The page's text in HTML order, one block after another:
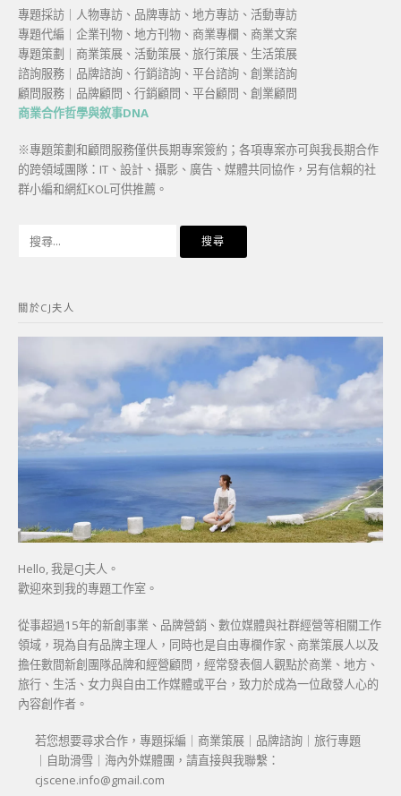
專題採訪｜人物專訪、品牌專訪、地方專訪、活動專訪
專題代編｜企業刊物、地方刊物、商業專欄、商業文案
專題策劃｜商業策展、活動策展、旅行策展、生活策展
諮詢服務｜品牌諮詢、行銷諮詢、平台諮詢、創業諮詢
顧問服務｜品牌顧問、行銷顧問、平台顧問、創業顧問
商業合作哲學與敘事DNA
※專題策劃和顧問服務僅供長期專案簽約；各項專案亦可與我長期合作
的跨領域團隊：IT、設計、攝影、廣告、媒體共同協作，另有信賴的社
群小編和網紅KOL可供推薦。
字:
關於CJ夫人
Hello, 我是CJ夫人。
歡迎來到我的專題工作室。
從事超過15年的新創事業、品牌營銷、數位媒體與社群經營等相關工作
領域，現為自有品牌主理人，同時也是自由專欄作家、商業策展人以及
擔任數間新創團隊品牌和經營顧問，經常發表個人觀點於商業、地方、
旅行、生活、女力與自由工作媒體或平台，致力於成為一位啟發人心的
內容創作者。
若您想要尋求合作，專題採編｜商業策展｜品牌諮詢｜旅行專題
｜自助滑雪｜海內外媒體團，請直接與我聯繫：
cjscene.info@gmail.com